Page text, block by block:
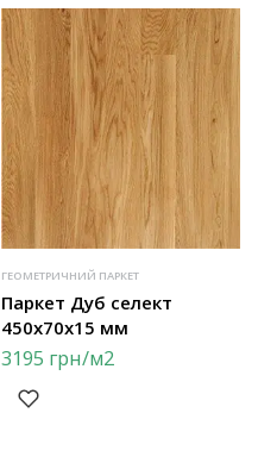
ГЕОМЕТРИЧНИЙ ПАРКЕТ
Паркет Дуб селект
450х70х15 мм
3195 грн/м2